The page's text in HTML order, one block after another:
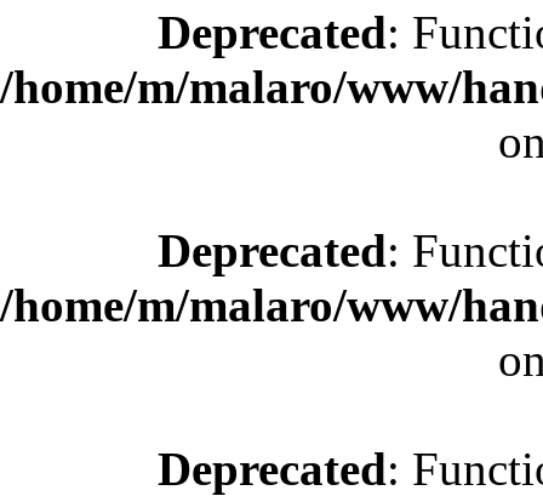
Deprecated:
/home/m/malaro/www/
Deprecated:
/home/m/malaro/www/
Deprecated: